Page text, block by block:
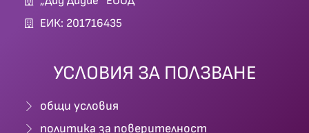
ЕИК: 201716435
УСЛОВИЯ ЗА ПОЛЗВАНЕ
общи условия
политика за поверителност